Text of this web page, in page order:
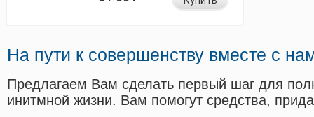
На пути к совершенству вместе с
Предлагаем Вам сделать первый шаг для
инитмной жизни. Вам помогут средства,